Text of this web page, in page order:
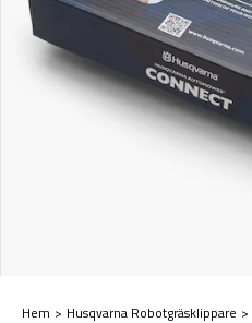
Hem Husqvarna Robotgräsklippare